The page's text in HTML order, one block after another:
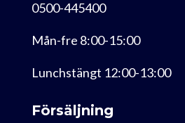
0500-445400
Mån-fre 8:00-15:00
Lunchstängt 12:00-13:00
Försäljning